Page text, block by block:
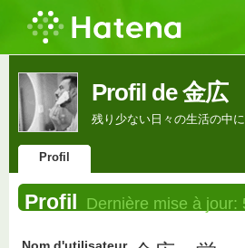
Profil de 金
残り少ない日々の生活の中
Profil
Profil Dernière mise à jour: